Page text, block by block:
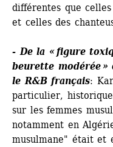
différentes que
et celles des
- De la « figure
beurette modérée »
le R&B français:
particulier,
sur les femmes
notamment en
musulmane" était et